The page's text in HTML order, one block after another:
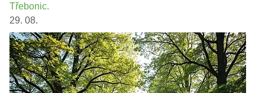
Třebonic.
29. 08.